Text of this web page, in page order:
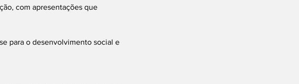
com apresentações que
para o desenvolvimento social e